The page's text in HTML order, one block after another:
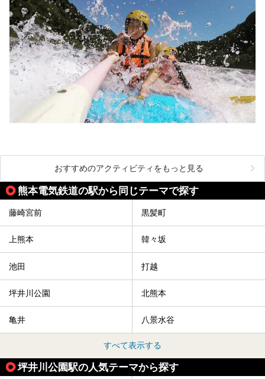
おすすめのアクティビティをもっと見る
熊本電気鉄道の駅から同じテーマで探す
藤崎宮前 黒髪町
上熊本 韓々坂
池田 打越
坪井川公園 北熊本
亀井 八景水谷
すべて表示する
坪井川公園駅の人気テーマから探す